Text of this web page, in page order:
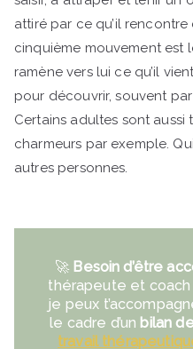
attiré par ce qu’il
cinquième mouvement est
ramène vers lui ce qu’il
pour découvrir, souvent
Certains adultes sont aussi
charmeurs par exemple.
autres personnes.
🚀 Besoin d’être
thérapeute et coach
je peux
le cadre d’un bilan
travail